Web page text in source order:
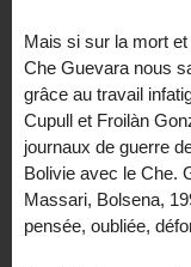
Mais si sur la mort
Che Guevara nous
grâce au travail
Cupull et Froilàn
journaux de guerre
Bolivie avec le Che.
Massari, Bolsena,
pensée, oubliée,